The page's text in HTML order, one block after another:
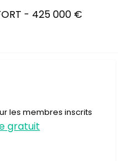
- 425 000 €
les membres inscrits
gratuit